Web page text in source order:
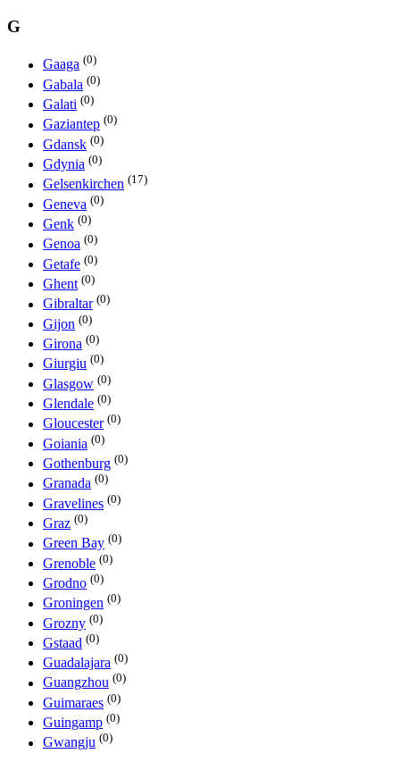
G
Gaaga (0)
Gabala (0)
Galati (0)
Gaziantep (0)
Gdansk (0)
Gdynia (0)
Gelsenkirchen (17)
Geneva (0)
Genk (0)
Genoa (0)
Getafe (0)
Ghent (0)
Gibraltar (0)
Gijon (0)
Girona (0)
Giurgiu (0)
Glasgow (0)
Glendale (0)
Gloucester (0)
Goiania (0)
Gothenburg (0)
Granada (0)
Gravelines (0)
Graz (0)
Green Bay (0)
Grenoble (0)
Grodno (0)
Groningen (0)
Grozny (0)
Gstaad (0)
Guadalajara (0)
Guangzhou (0)
Guimaraes (0)
Guingamp (0)
Gwangju (0)